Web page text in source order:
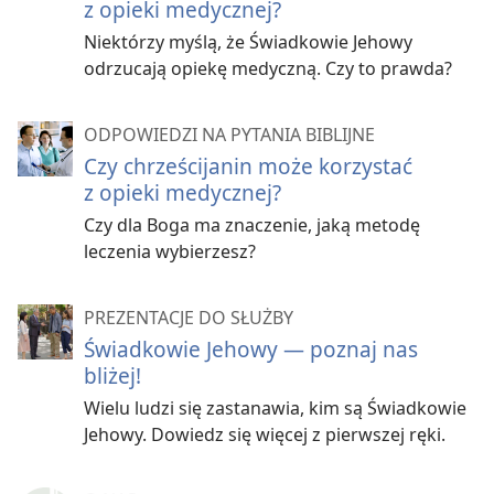
Metody leczenia bez transfuzji są opłacalne
Co roku wskutek odmowy transfuzji krwi umiera
Fakt:Taki pogląd jest kompletnie bezpodstawny.
Chirurdzy często przeprowadzają bez użycia krwi
skomplikowane zabiegi, takie jak operacje serca,
operacje ortopedyczne czy transplantacje organów
Pacjenci odmawiający krwi — w tym również dzieci —
zazwyczaj zdrowieją równie szybko, a nawet szybciej
powiedzieć z całą pewnością, że pacjent umrze
z powodu odmowy transfuzji lub będzie żył dzięki
temu, że ją przyjmie.
Dlaczego Świadkowie Jehowy nie
z opieki medycznej?
Niektórzy myślą, że Świadkowie Jehowy
odrzucają opiekę medyczną. Czy to prawda?
ODPOWIEDZI NA PYTANIA BIBLIJNE
Czy chrześcijanin może korzystać
z opieki medycznej?
Czy dla Boga ma znaczenie, jaką metodę
leczenia wybierzesz?
PREZENTACJE DO SŁUŻBY
Świadkowie Jehowy — poznaj nas
bliżej!
Wielu ludzi się zastanawia, kim są Świadkowie
Jehowy. Dowiedz się więcej z pierwszej ręki.